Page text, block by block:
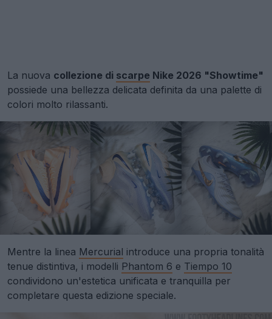
La nuova collezione di scarpe Nike 2026 "Showtime"
possiede una bellezza delicata definita da una palette di
colori molto rilassanti.
Mentre la linea Mercurial introduce una propria tonalità
tenue distintiva, i modelli Phantom 6 e Tiempo 10
condividono un'estetica unificata e tranquilla per
completare questa edizione speciale.